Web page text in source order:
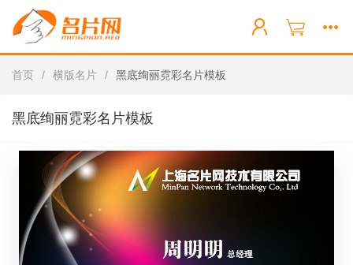
首页 / 横版名片 / 黑底绚丽霓彩名片模板
黑底绚丽霓彩名片模板